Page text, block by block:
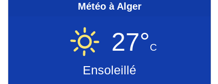
Météo à Alger
27°C
Ensoleillé